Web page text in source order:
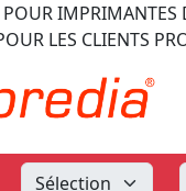
POUR IMPRIMANTES
LES CLIENTS